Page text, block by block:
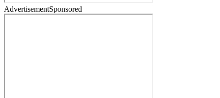
AdvertisementSponsored